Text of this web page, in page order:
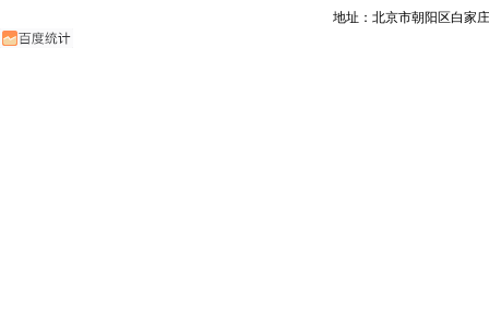
地址：北京市朝阳区白家